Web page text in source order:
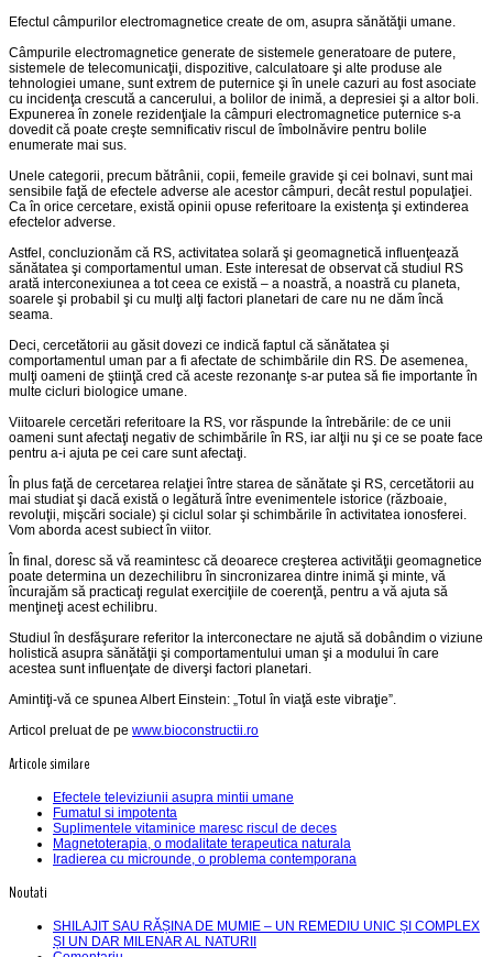
Efectul câmpurilor electromagnetice create de om, asupra sănătăţii umane.
Câmpurile electromagnetice generate de sistemele generatoare de putere,
sistemele de telecomunicaţii, dispozitive, calculatoare şi alte produse ale
tehnologiei umane, sunt extrem de puternice şi în unele cazuri au fost asociate
cu incidenţa crescută a cancerului, a bolilor de inimă, a depresiei şi a altor boli.
Expunerea în zonele rezidenţiale la câmpuri electromagnetice puternice s-a
dovedit că poate creşte semnificativ riscul de îmbolnăvire pentru bolile
enumerate mai sus.
Unele categorii, precum bătrânii, copii, femeile gravide şi cei bolnavi, sunt mai
sensibile faţă de efectele adverse ale acestor câmpuri, decât restul populaţiei.
Ca în orice cercetare, există opinii opuse referitoare la existenţa şi extinderea
efectelor adverse.
Astfel, concluzionăm că RS, activitatea solară şi geomagnetică influenţează
sănătatea şi comportamentul uman. Este interesat de observat că studiul RS
arată interconexiunea a tot ceea ce există – a noastră, a noastră cu planeta,
soarele şi probabil şi cu mulţi alţi factori planetari de care nu ne dăm încă
seama.
Deci, cercetătorii au găsit dovezi ce indică faptul că sănătatea şi
comportamentul uman par a fi afectate de schimbările din RS. De asemenea,
mulţi oameni de ştiinţă cred că aceste rezonanţe s-ar putea să fie importante în
multe cicluri biologice umane.
Viitoarele cercetări referitoare la RS, vor răspunde la întrebările: de ce unii
oameni sunt afectaţi negativ de schimbările în RS, iar alţii nu şi ce se poate face
pentru a-i ajuta pe cei care sunt afectaţi.
În plus faţă de cercetarea relaţiei între starea de sănătate şi RS, cercetătorii au
mai studiat şi dacă există o legătură între evenimentele istorice (războaie,
revoluţii, mişcări sociale) şi ciclul solar şi schimbările în activitatea ionosferei.
Vom aborda acest subiect în viitor.
În final, doresc să vă reamintesc că deoarece creşterea activităţii geomagnetice
poate determina un dezechilibru în sincronizarea dintre inimă şi minte, vă
încurajăm să practicaţi regulat exerciţiile de coerenţă, pentru a vă ajuta să
menţineţi acest echilibru.
Studiul în desfăşurare referitor la interconectare ne ajută să dobândim o viziune
holistică asupra sănătăţii şi comportamentului uman şi a modului în care
acestea sunt influenţate de diverşi factori planetari.
Amintiţi-vă ce spunea Albert Einstein: „Totul în viaţă este vibraţie”.
Articol preluat de pe www.bioconstructii.ro
Articole similare
Efectele televiziunii asupra mintii umane
Fumatul si impotenta
Suplimentele vitaminice maresc riscul de deces
Magnetoterapia, o modalitate terapeutica naturala
Iradierea cu microunde, o problema contemporana
Noutati
SHILAJIT SAU RĂȘINA DE MUMIE – UN REMEDIU UNIC ȘI COMPLEX
ȘI UN DAR MILENAR AL NATURII